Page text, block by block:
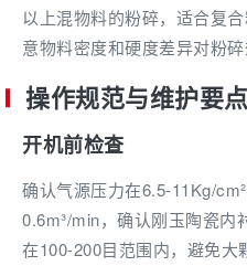
以上混物料的粉碎，适合复
意物料密度和硬度差异对粉碎
操作规范与维护要点
开机前检查
确认气源压力在6.5-11Kg/
0.6m³/min，确认刚玉陶瓷内
在100-200目范围内，避免大